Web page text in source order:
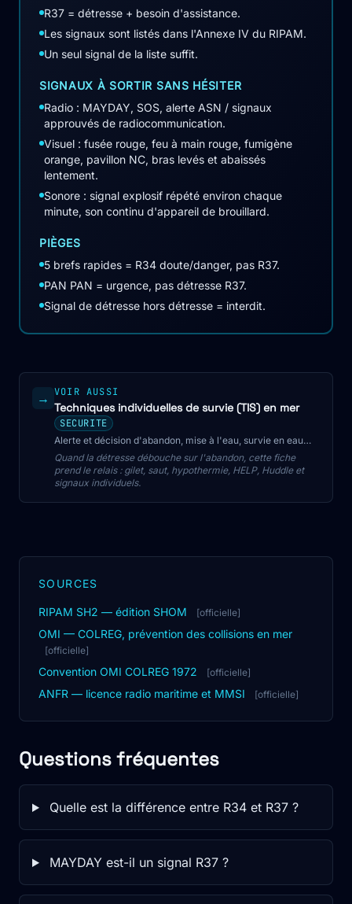
R37 = détresse + besoin d'assistance.
Les signaux sont listés dans l'Annexe IV du RIPAM.
Un seul signal de la liste suffit.
SIGNAUX À SORTIR SANS HÉSITER
Radio : MAYDAY, SOS, alerte ASN / signaux
approuvés de radiocommunication.
Visuel : fusée rouge, feu à main rouge, fumigène
orange, pavillon NC, bras levés et abaissés
lentement.
Sonore : signal explosif répété environ chaque
minute, son continu d'appareil de brouillard.
PIÈGES
5 brefs rapides = R34 doute/danger, pas R37.
PAN PAN = urgence, pas détresse R37.
Signal de détresse hors détresse = interdit.
→ VOIR AUSSI
Techniques individuelles de survie (TIS) en mer
SECURITE
Alerte et décision d'abandon, mise à l'eau, survie en eau
froide (hypothermie, HELP, huddle) et signaux de détresse
individuels.
Quand la détresse débouche sur l'abandon, cette fiche
prend le relais : gilet, saut, hypothermie, HELP, Huddle et
signaux individuels.
SOURCES
RIPAM SH2 — édition SHOM [officielle]
OMI — COLREG, prévention des collisions en mer
[officielle]
Convention OMI COLREG 1972 [officielle]
ANFR — licence radio maritime et MMSI [officielle]
Questions fréquentes
Quelle est la différence entre R34 et R37 ?
MAYDAY est-il un signal R37 ?